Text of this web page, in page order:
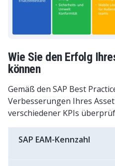
Wie Sie den Erfolg
können
Gemäß den SAP Best
Verbesserungen Ihres
verschiedener KPIs
SAP EAM-Kennzahl